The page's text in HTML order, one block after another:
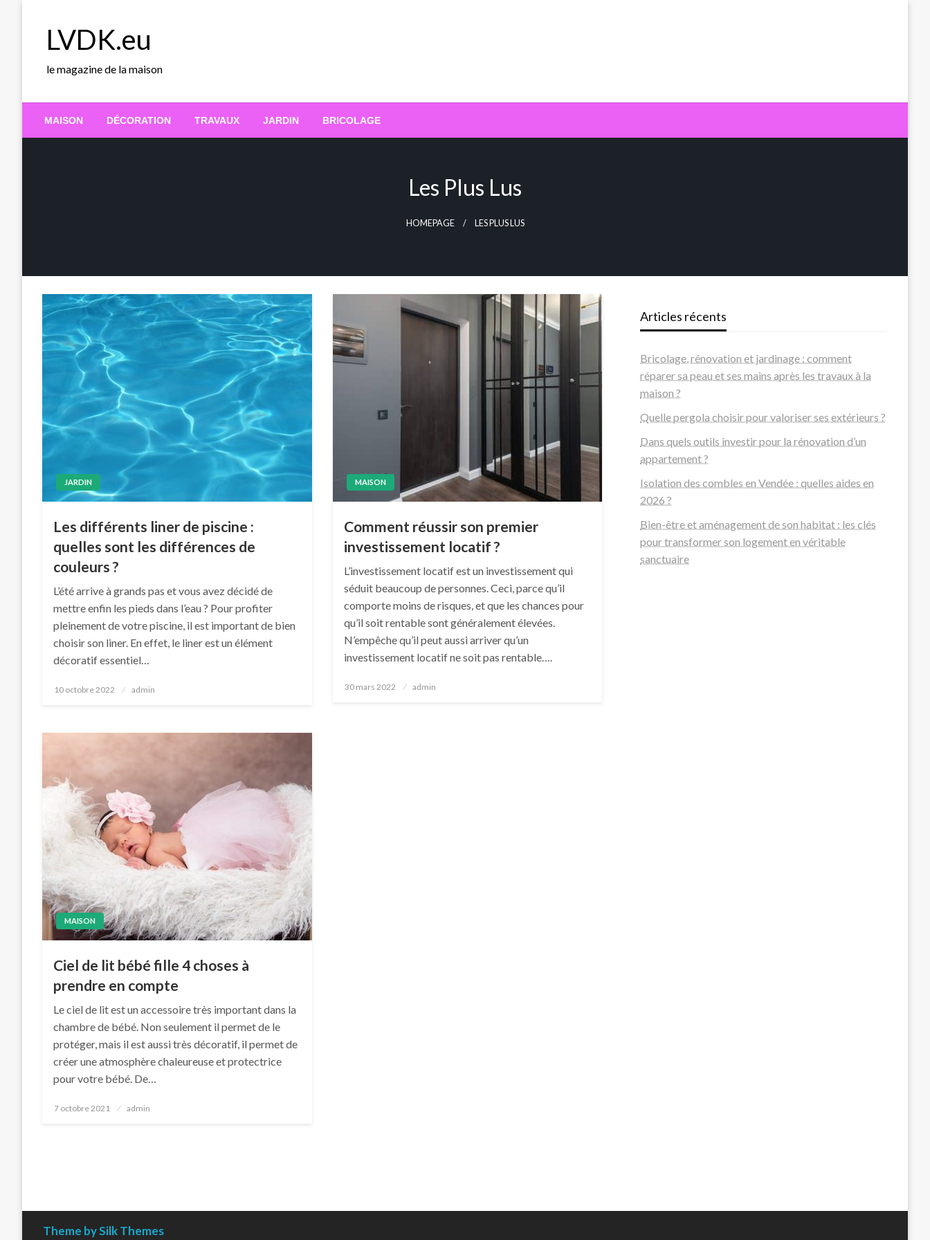
LVDK.eu
le magazine de la maison
MAISON DÉCORATION TRAVAUX JARDIN BRICOLAGE
Les Plus Lus
HOMEPAGE LES PLUS LUS
JARDIN
Les différents liner de piscine :
quelles sont les différences de
couleurs ?
L’été arrive à grands pas et vous avez décidé de
mettre enfin les pieds dans l’eau ? Pour profiter
pleinement de votre piscine, il est important de bien
choisir son liner. En effet, le liner est un élément
décoratif essentiel…
Posted
10 octobre 2022 admin
MAISON
Comment réussir son premier
investissement locatif ?
L’investissement locatif est un investissement qui
séduit beaucoup de personnes. Ceci, parce qu’il
comporte moins de risques, et que les chances pour
qu’il soit rentable sont généralement élevées.
N’empêche qu’il peut aussi arriver qu’un
investissement locatif ne soit pas rentable….
Posted
30 mars 2022 admin
MAISON
Ciel de lit bébé fille 4 choses à
prendre en compte
Le ciel de lit est un accessoire très important dans la
chambre de bébé. Non seulement il permet de le
protéger, mais il est aussi très décoratif, il permet de
créer une atmosphère chaleureuse et protectrice
pour votre bébé. De…
Posted
7 octobre 2021 admin
Articles récents
Bricolage, rénovation et jardinage : comment
réparer sa peau et ses mains après les travaux à la
maison ?
Quelle pergola choisir pour valoriser ses extérieurs ?
Dans quels outils investir pour la rénovation d’un
appartement ?
Isolation des combles en Vendée : quelles aides en
2026 ?
Bien-être et aménagement de son habitat : les clés
pour transformer son logement en véritable
sanctuaire
Theme by Silk Themes